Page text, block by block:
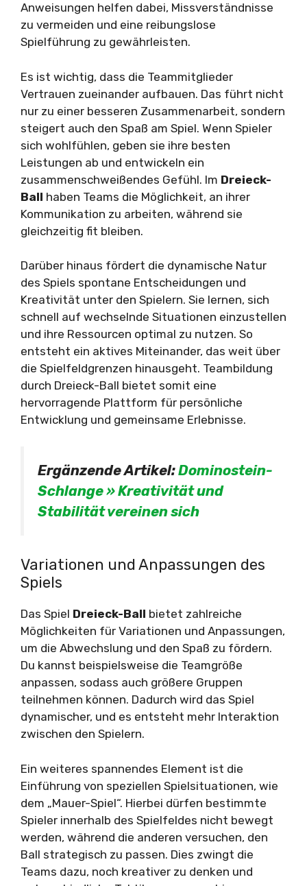
Anweisungen helfen dabei, Missverständnisse
zu vermeiden und eine reibungslose
Spielführung zu gewährleisten.
Es ist wichtig, dass die Teammitglieder
Vertrauen zueinander aufbauen. Das führt nicht
nur zu einer besseren Zusammenarbeit, sondern
steigert auch den Spaß am Spiel. Wenn Spieler
sich wohlfühlen, geben sie ihre besten
Leistungen ab und entwickeln ein
zusammenschweißendes Gefühl. Im Dreieck-
Ball haben Teams die Möglichkeit, an ihrer
Kommunikation zu arbeiten, während sie
gleichzeitig fit bleiben.
Darüber hinaus fördert die dynamische Natur
des Spiels spontane Entscheidungen und
Kreativität unter den Spielern. Sie lernen, sich
schnell auf wechselnde Situationen einzustellen
und ihre Ressourcen optimal zu nutzen. So
entsteht ein aktives Miteinander, das weit über
die Spielfeldgrenzen hinausgeht. Teambildung
durch Dreieck-Ball bietet somit eine
hervorragende Plattform für persönliche
Entwicklung und gemeinsame Erlebnisse.
Ergänzende Artikel:Dominostein-
Schlange » Kreativität und
Stabilität vereinen sich
Variationen und Anpassungen des
Spiels
Das Spiel Dreieck-Ball bietet zahlreiche
Möglichkeiten für Variationen und Anpassungen,
um die Abwechslung und den Spaß zu fördern.
Du kannst beispielsweise die Teamgröße
anpassen, sodass auch größere Gruppen
teilnehmen können. Dadurch wird das Spiel
dynamischer, und es entsteht mehr Interaktion
zwischen den Spielern.
Ein weiteres spannendes Element ist die
Einführung von speziellen Spielsituationen, wie
dem „Mauer-Spiel“. Hierbei dürfen bestimmte
Spieler innerhalb des Spielfeldes nicht bewegt
werden, während die anderen versuchen, den
Ball strategisch zu passen. Dies zwingt die
Teams dazu, noch kreativer zu denken und